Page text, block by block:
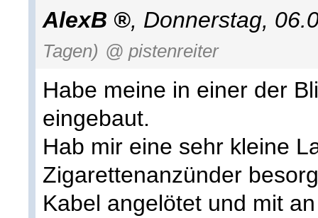
AlexB , Donnerstag,
Tagen) @ pistenreiter
Habe meine in einer der
eingebaut.
Hab mir eine sehr kleine
Zigarettenanzünder
Kabel angelötet und mit